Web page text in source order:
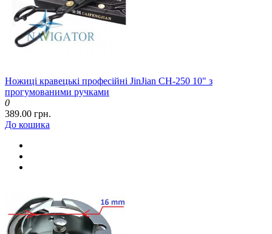
Ножиці кравецькі професійні JinJian CH-250 10" з
прогумованими ручками
0
389.00 грн.
До кошика